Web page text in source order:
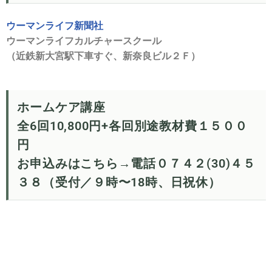
ウーマンライフ新聞社
ウーマンライフカルチャースクール
（近鉄新大宮駅下車すぐ、新奈良ビル２Ｆ）
ホームケア講座
全6回10,800円+各回別途教材費１５００
円
お申込みはこちら→電話０７４２(30)４５
３８（受付／９時〜18時、日祝休）